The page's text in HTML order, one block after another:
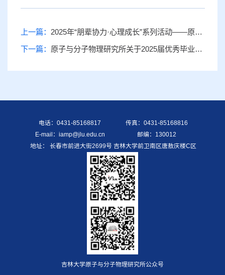
上一篇： 2025年“朋辈协力·心理成长”系列活动——原子与分子物理研究所研究生开展“跃动舒春，心弦解缚”四院联合团体交流活动
下一篇： 原子与分子物理研究所关于2025届优秀毕业生评选结果的公示
电话：0431-85168817
传真：0431-85168816
E-mail：iamp@jlu.edu.cn
邮编：130012
地址： 长春市前进大街2699号 吉林大学前卫南区唐敖庆楼C区
吉林大学原子与分子物理研究所公众号